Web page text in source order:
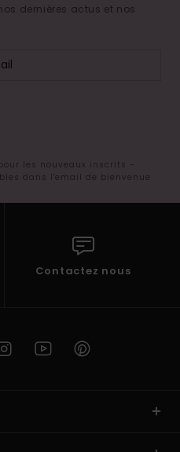
dernières actus et nos
les nouveaux inscrits -
dans l'email de bienvenue
Contactez nous